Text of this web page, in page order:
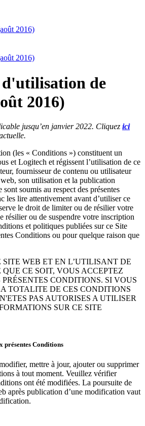
2016)
2016)
de
2016)
jusqu’en janvier 2022. Cliquez ici
(les « Conditions ») constituent un
et Logitech et régissent l’utilisation de ce
fournisseur de contenu ou utilisateur
son utilisation et la publication
soumis au respect des présentes
les lire attentivement avant d’utiliser ce
le droit de limiter ou de résilier votre
résilier ou de suspendre votre inscription
et politiques publiées sur ce Site
Conditions ou pour quelque raison que
WEB ET EN L’UTILISANT DE
CE SOIT, VOUS ACCEPTEZ
CONDITIONS. SI VOUS
TOTALITE DE CES CONDITIONS
PAS AUTORISES A UTILISER
SUR CE SITE
présentes Conditions
mettre à jour, ajouter ou supprimer
à tout moment. Veuillez vérifier
ont été modifiées. La poursuite de
après publication d’une modification vaut